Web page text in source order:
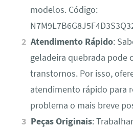
modelos. Código:
Atendimento Rápido:
geladeira quebrada pode
transtornos. Por isso,
atendimento rápido para
problema o mais breve
Peças Originais: